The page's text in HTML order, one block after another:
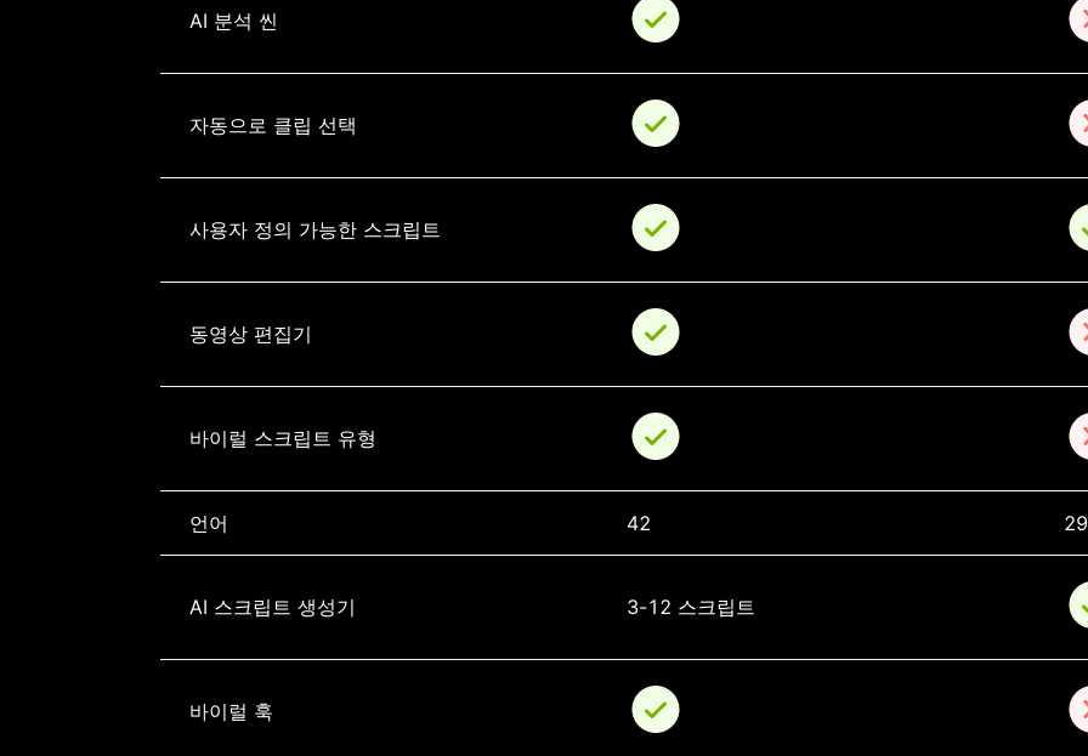
AI 분석 씬
자동으로 클립 선택
사용자 정의 가능한 스크립트
동영상 편집기
바이럴 스크립트 유형
언어 42 29
AI 스크립트 생성기 3-12 스크립트
바이럴 훅